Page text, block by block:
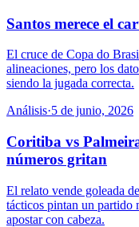
Santos merece el
El cruce de Copa do
alineaciones, pero los
siendo la jugada correcta.
Análisis·5 de junio, 2026
Coritiba vs
números gritan
El relato vende goleada
tácticos pintan un partido
apostar con cabeza.